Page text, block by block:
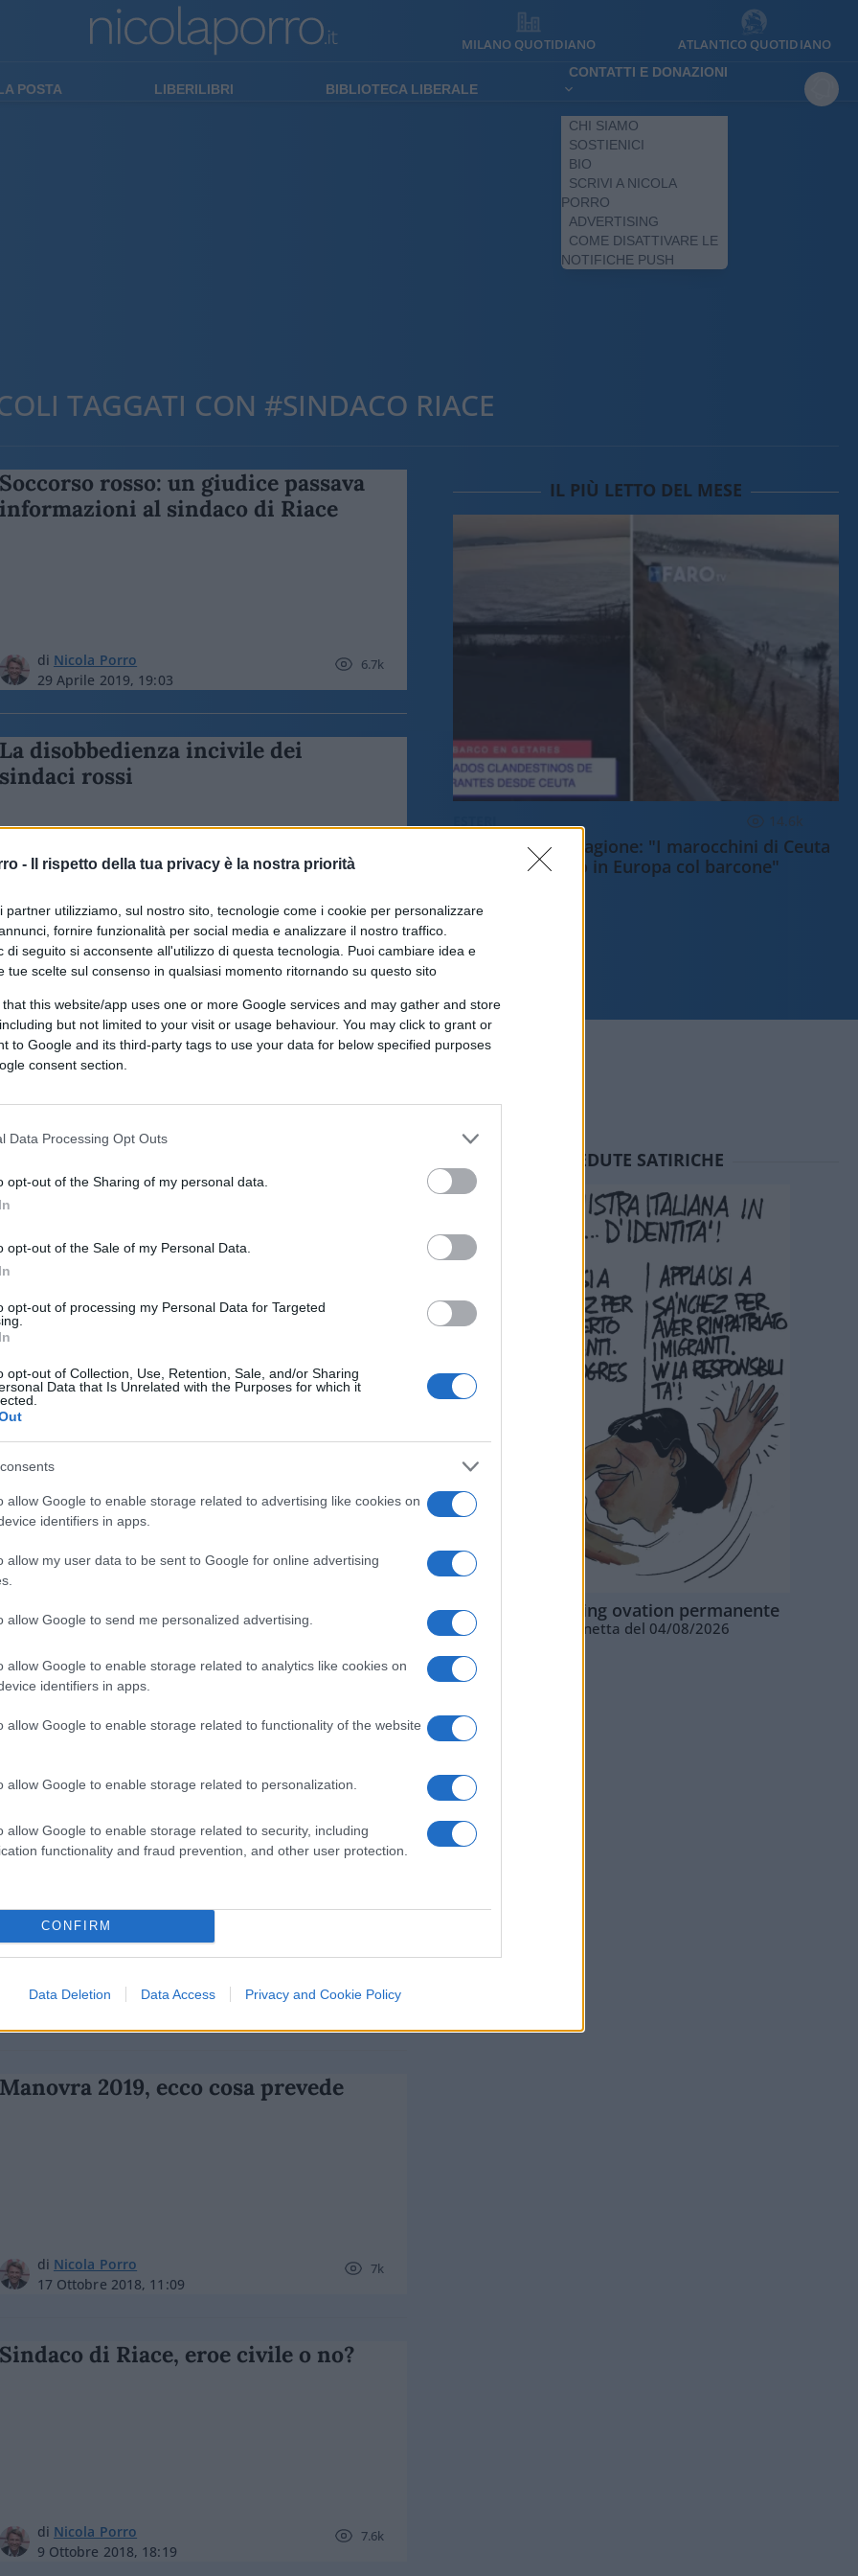
- Il rispetto della tua privacy è la nostra priorità
partner utilizziamo, sul nostro sito, tecnologie come i cookie per personalizzare
fornire funzionalità per social media e analizzare il nostro traffico.
di seguito si acconsente all'utilizzo di questa tecnologia. Puoi cambiare idea e
tue scelte sul consenso in qualsiasi momento ritornando su questo sito
that this website/app uses one or more Google services and may gather and store
but not limited to your visit or usage behaviour. You may click to grant or
to Google and its third-party tags to use your data for below specified purposes
consent section.
Data Processing Opt Outs
opt-out of the Sharing of my personal data.
opt-out of the Sale of my Personal Data.
opt-out of processing my Personal Data for Targeted
opt-out of Collection, Use, Retention, Sale, and/or Sharing
Data that Is Unrelated with the Purposes for which it
allow Google to enable storage related to advertising like cookies on
identifiers in apps.
allow my user data to be sent to Google for online advertising
allow Google to send me personalized advertising.
allow Google to enable storage related to analytics like cookies on
identifiers in apps.
allow Google to enable storage related to functionality of the website
allow Google to enable storage related to personalization.
allow Google to enable storage related to security, including
functionality and fraud prevention, and other user protection.
CONFIRM
Data Deletion Data Access Privacy and Cookie Policy
MILANO QUOTIDIANO ATLANTICO QUOTIDIANO
POSTA LIBERILIBRI BIBLIOTECA LIBERALE
CONTATTI E DONAZIONI
CHI SIAMO
SOSTIENICI
BIO
SCRIVI A NICOLA
PORRO
ADVERTISING
COME DISATTIVARE LE
NOTIFICHE PUSH
TAGGATI CON #SINDACO RIACE
Soccorso rosso: un giudice passava
informazioni al sindaco di Riace
di Nicola Porro
29 Aprile 2019, 19:03
6.7k
La disobbedienza incivile dei
sindaci rossi
di Nicola Porro
3 Gennaio 2019, 11:48
13.7k
Sindaco Riace, quel che direbbe la
Alessandro Gnocchi
Leopolda Bim bum bam. Se le vanno
cercare
diNicola Porro
sindaco comunista contro la
privata
diNicola Porro
24.8k
Il modello Riace? Esiste grazie ai
soldi di Lodi
diNicola Porro
9.2k
Manovra 2019, ecco cosa prevede
di Nicola Porro
17 Ottobre 2018, 11:09
7k
Sindaco di Riace, eroe civile o no?
di Nicola Porro
9 Ottobre 2018, 18:19
7.6k
IL PIÙ LETTO DEL MESE
14.6k
Meloni aveva ragione: "I marocchini di Ceuta
sbarcano in Europa col barcone"
SEDUTE SATIRICHE
La standing ovation permanente
Vignetta del 04/08/2026